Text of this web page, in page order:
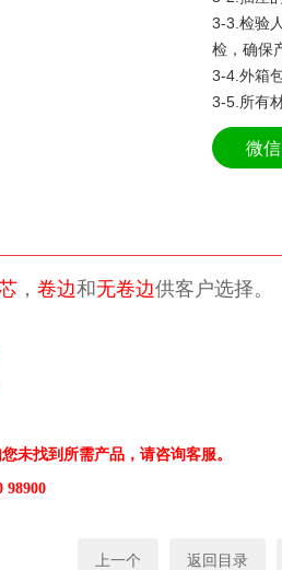
3-3.检验
检，确保
3-4.外箱
3-5.所有
微
， 卷边和无卷边供客户选择。
未找到所需产品，请咨询客服。
98900
上一个 返回目录